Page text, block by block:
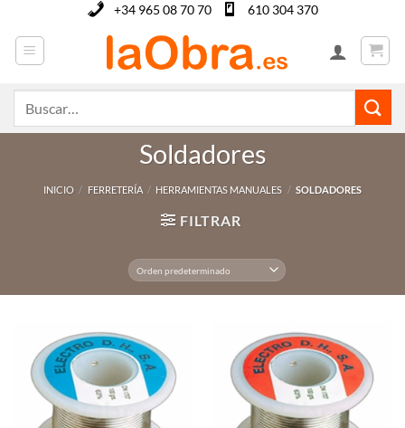
contenido
+34 965 08 70 70 610 304 370
Soldadores
INICIO / FERRETERÍA / HERRAMIENTAS MANUALES / SOLDADORES
FILTRAR